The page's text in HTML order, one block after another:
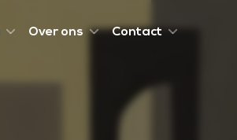
Over ons Contact